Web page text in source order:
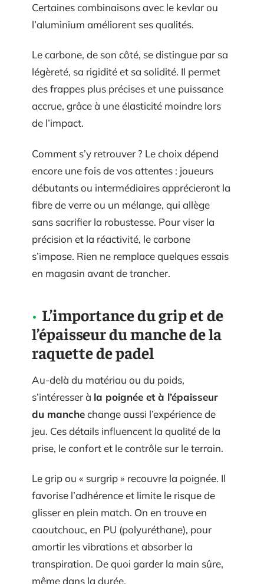
Certaines combinaisons avec le kevlar ou
l’aluminium améliorent ses qualités.
Le carbone, de son côté, se distingue par sa
légèreté, sa rigidité et sa solidité. Il permet
des frappes plus précises et une puissance
accrue, grâce à une élasticité moindre lors
de l’impact.
Comment s’y retrouver ? Le choix dépend
encore une fois de vos attentes : joueurs
débutants ou intermédiaires apprécieront la
fibre de verre ou un mélange, qui allège
sans sacrifier la robustesse. Pour viser la
précision et la réactivité, le carbone
s’impose. Rien ne remplace quelques essais
en magasin avant de trancher.
L’importance du grip et de
l’épaisseur du manche de la
raquette de padel
Au-delà du matériau ou du poids,
s’intéresser à la poignée et à l’épaisseur
du manchechange aussi l’expérience de
jeu. Ces détails influencent la qualité de la
prise, le confort et le contrôle sur le terrain.
Le grip ou « surgrip » recouvre la poignée. Il
favorise l’adhérence et limite le risque de
glisser en plein match. On en trouve en
caoutchouc, en PU (polyuréthane), pour
amortir les vibrations et absorber la
transpiration. De quoi garder la main sûre,
même dans la durée.